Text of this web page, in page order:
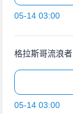
05-14 03:00
格拉斯哥流浪者
05-14 03:00